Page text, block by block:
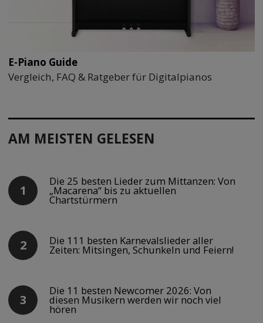
E-Piano Guide
Vergleich, FAQ & Ratgeber für Digitalpianos
AM MEISTEN GELESEN
Die 25 besten Lieder zum Mittanzen: Von
„Macarena“ bis zu aktuellen
Chartstürmern
Die 111 besten Karnevalslieder aller
Zeiten: Mitsingen, Schunkeln und Feiern!
Die 11 besten Newcomer 2026: Von
diesen Musikern werden wir noch viel
hören